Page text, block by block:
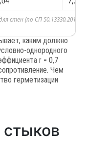
стен (по СП 50.13330.2012,
каким должно
однородного
r = 0,7
Чем
герметизации